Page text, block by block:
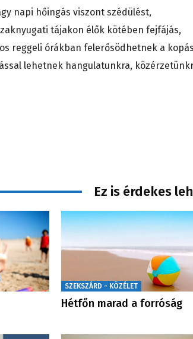
napi hőingás viszont szédülést,
tájakon élők kötében fejfájás,
reggeli órákban felerősödhetnek a
lehetnek hangulatunkra,
Ez is érdekes
SZEKSZÁRD - KÖZÉLET
Hétfőn marad a forróság